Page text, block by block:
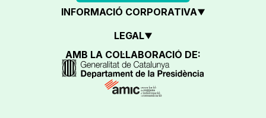
INFORMACIÓ CORPORATIVA
LEGAL
AMB LA COL·LABORACIÓ DE: